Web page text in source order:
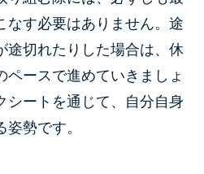
なす必要はありません。途
途切れたりした場合は、休
ペースで進めていきましょ
シートを通じて、自分自身
勢です。